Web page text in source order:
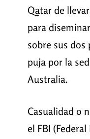
Qatar de
para
sobre sus dos
puja por la
Australia.
Casualidad o
el FBI